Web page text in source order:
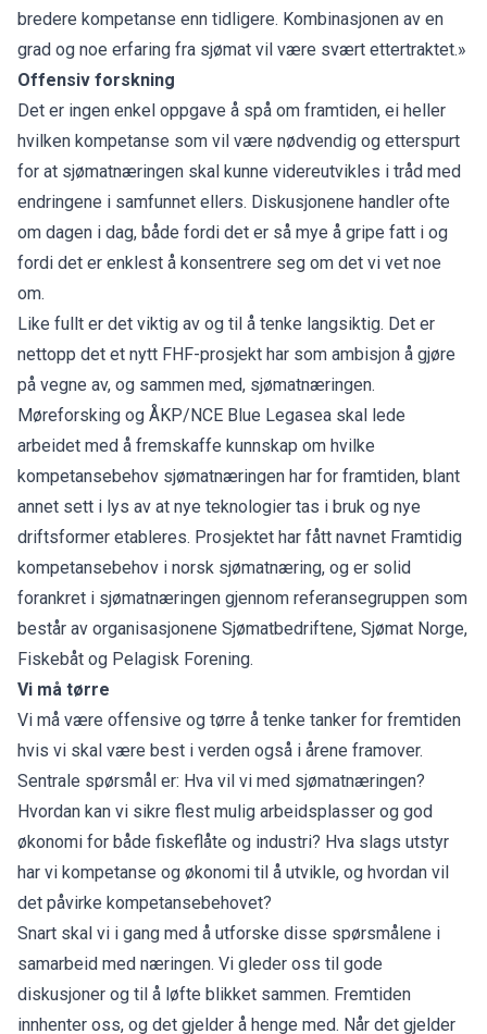
bredere kompetanse enn tidligere. Kombinasjonen av en
grad og noe erfaring fra sjømat vil være svært ettertraktet.»
Offensiv forskning
Det er ingen enkel oppgave å spå om framtiden, ei heller
hvilken kompetanse som vil være nødvendig og etterspurt
for at sjømatnæringen skal kunne videreutvikles i tråd med
endringene i samfunnet ellers. Diskusjonene handler ofte
om dagen i dag, både fordi det er så mye å gripe fatt i og
fordi det er enklest å konsentrere seg om det vi vet noe
om.
Like fullt er det viktig av og til å tenke langsiktig. Det er
nettopp det et nytt FHF-prosjekt har som ambisjon å gjøre
på vegne av, og sammen med, sjømatnæringen.
Møreforsking og ÅKP/NCE Blue Legasea skal lede
arbeidet med å fremskaffe kunnskap om hvilke
kompetansebehov sjømatnæringen har for framtiden, blant
annet sett i lys av at nye teknologier tas i bruk og nye
driftsformer etableres. Prosjektet har fått navnet Framtidig
kompetansebehov i norsk sjømatnæring, og er solid
forankret i sjømatnæringen gjennom referansegruppen som
består av organisasjonene Sjømatbedriftene, Sjømat Norge,
Fiskebåt og Pelagisk Forening.
Vi må tørre
Vi må være offensive og tørre å tenke tanker for fremtiden
hvis vi skal være best i verden også i årene framover.
Sentrale spørsmål er: Hva vil vi med sjømatnæringen?
Hvordan kan vi sikre flest mulig arbeidsplasser og god
økonomi for både fiskeflåte og industri? Hva slags utstyr
har vi kompetanse og økonomi til å utvikle, og hvordan vil
det påvirke kompetansebehovet?
Snart skal vi i gang med å utforske disse spørsmålene i
samarbeid med næringen. Vi gleder oss til gode
diskusjoner og til å løfte blikket sammen. Fremtiden
innhenter oss, og det gjelder å henge med. Når det gjelder